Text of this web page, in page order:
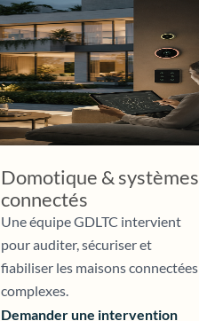
Domotique & systèmes
connectés
Une équipe GDLTC intervient
pour auditer, sécuriser et
fiabiliser les maisons connectées
complexes.
Demander une intervention